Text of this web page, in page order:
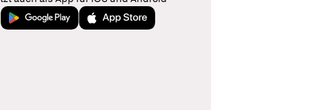
Jetzt bei Google PlayLaden im App Store